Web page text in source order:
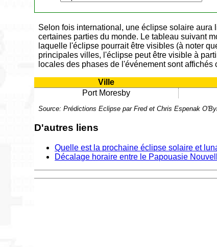
Selon fois international, une éclipse solaire
certaines parties du monde. Le tableau suivant
laquelle l'éclipse pourrait être visibles (à noter
principales villes, l'éclipse peut être visible à
locales des phases de l'événement sont affichés
Ville
Port Moresby
Source: Prédictions Eclipse par Fred et Chris Espenak
D'autres liens
Quelle est la prochaine éclipse solaire et
Décalage horaire entre le Papouasie